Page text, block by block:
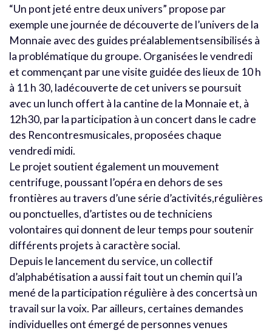
“Un pont jeté entre deux univers” propose par
exemple une journée de découverte de l’univers de la
Monnaie avec des guides préalablementsensibilisés à
la problématique du groupe. Organisées le vendredi
et commençant par une visite guidée des lieux de 10 h
à 11 h 30, ladécouverte de cet univers se poursuit
avec un lunch offert à la cantine de la Monnaie et, à
12h30, par la participation à un concert dans le cadre
des Rencontresmusicales, proposées chaque
vendredi midi.
Le projet soutient également un mouvement
centrifuge, poussant l’opéra en dehors de ses
frontières au travers d’une série d’activités,régulières
ou ponctuelles, d’artistes ou de techniciens
volontaires qui donnent de leur temps pour soutenir
différents projets à caractère social.
Depuis le lancement du service, un collectif
d’alphabétisation a aussi fait tout un chemin qui l’a
mené de la participation régulière à des concertsà un
travail sur la voix. Par ailleurs, certaines demandes
individuelles ont émergé de personnes venues